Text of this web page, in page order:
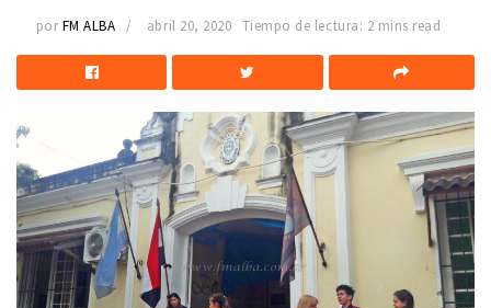
por FM ALBA abril 20, 2020 Tiempo de lectura: 2 mins read